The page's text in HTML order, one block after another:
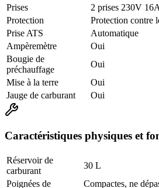
Prises
2 prises 230V
Protection
Protection contre
Prise ATS
Automatique
Ampèremètre
Oui
Bougie de
préchauffage
Oui
Mise à la terre
Oui
Jauge de carburant
Oui
Caractéristiques physiques et
Réservoir de
carburant
30 L
Poignées de
Compactes, ne